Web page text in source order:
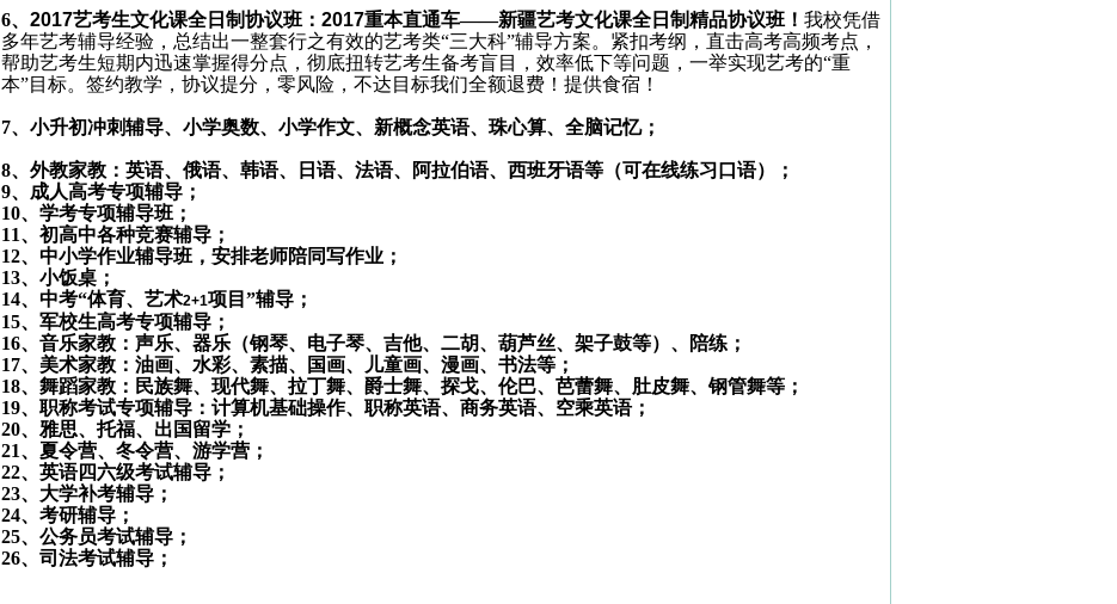
6、 2017艺考生文化课全日制协议班： 2017重本直通车——新疆艺考文化课全日制精品协议班！ 我校凭借
多年艺考辅导经验，总结出一整套行之有效的艺考类“三大科”辅导方案。紧扣考纲，直击高考高频考点，
帮助艺考生短期内迅速掌握得分点，彻底扭转艺考生备考盲目，效率低下等问题，一举实现艺考的“重
本”目标。签约教学，协议提分，零风险，不达目标我们全额退费！提供食宿！
7、小升初冲刺辅导、小学奥数、小学作文、新概念英语、珠心算、全脑记忆；
8、外教家教：英语、俄语、韩语、日语、法语、阿拉伯语、西班牙语等（可在线练习口语）；
9、成人高考专项辅导；
10、学考专项辅导班；
11、初高中各种竞赛辅导；
12、中小学作业辅导班，安排老师陪同写作业；
13、小饭桌；
14、中考“体育、艺术2+1项目”辅导；
15、军校生高考专项辅导；
16、音乐家教：声乐、器乐（钢琴、电子琴、吉他、二胡、葫芦丝、架子鼓等）、陪练；
17、美术家教：油画、水彩、素描、国画、儿童画、漫画、书法等；
18、舞蹈家教：民族舞、现代舞、拉丁舞、爵士舞、探戈、伦巴、芭蕾舞、肚皮舞、钢管舞等；
19、职称考试专项辅导：计算机基础操作、职称英语、商务英语、空乘英语；
20、雅思、托福、出国留学；
21、夏令营、冬令营、游学营；
22、英语四六级考试辅导；
23、大学补考辅导；
24、考研辅导；
25、公务员考试辅导；
26、司法考试辅导；